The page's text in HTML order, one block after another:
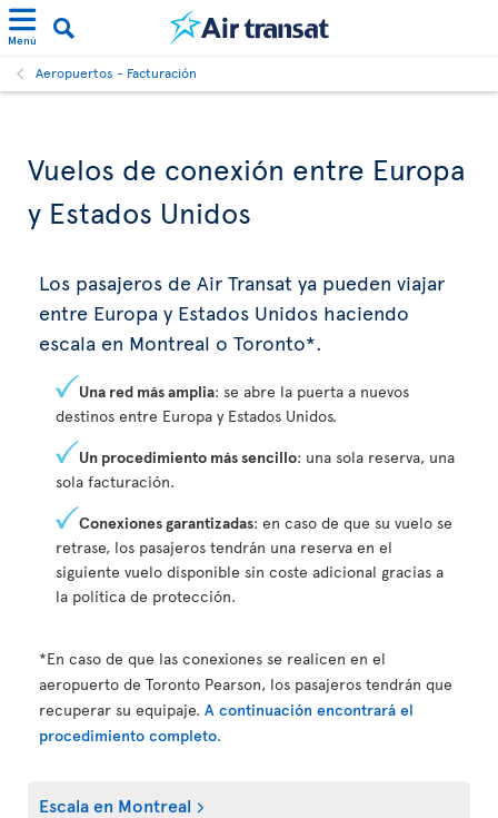
Menú
Aeropuertos - Facturación
Vuelos de conexión entre Europa
y Estados Unidos
Los pasajeros de Air Transat ya pueden viajar
entre Europa y Estados Unidos haciendo
escala en Montreal o Toronto*.
Una red más amplia: se abre la puerta a nuevos
destinos entre Europa y Estados Unidos.
Un procedimiento más sencillo: una sola reserva, una
sola facturación.
Conexiones garantizadas: en caso de que su vuelo se
retrase, los pasajeros tendrán una reserva en el
siguiente vuelo disponible sin coste adicional gracias a
la política de protección.
*En caso de que las conexiones se realicen en el
aeropuerto de Toronto Pearson, los pasajeros tendrán que
recuperar su equipaje. A continuación encontrará el
procedimiento completo.
Escala en Montreal